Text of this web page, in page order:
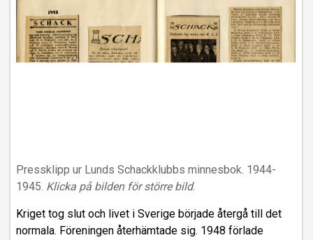
Pressklipp ur Lunds Schackklubbs minnesbok. 1944-
1945. Klicka på bilden för större bild.
Kriget tog slut och livet i Sverige började återgå till det
normala. Föreningen återhämtade sig. 1948 förlade